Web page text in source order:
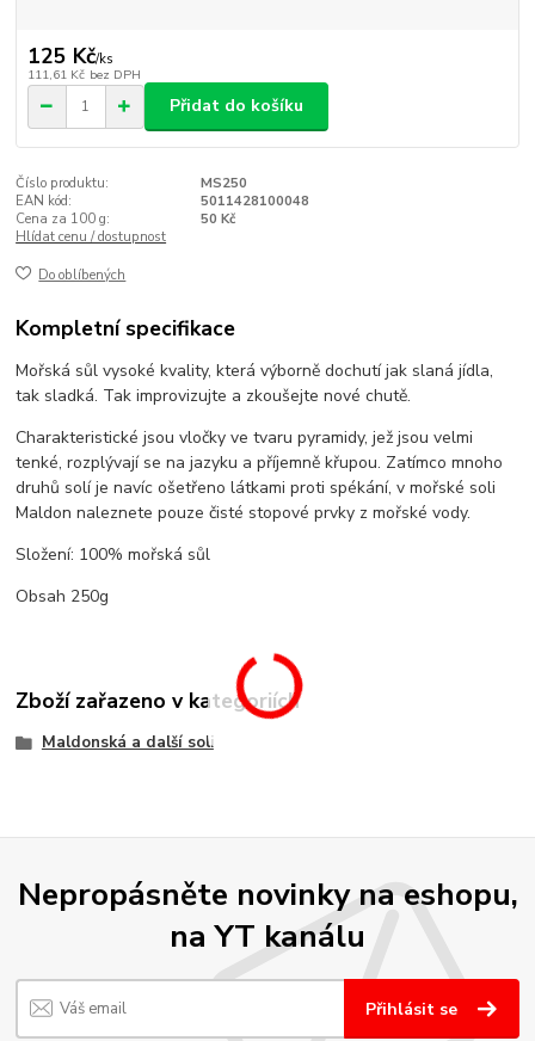
125 Kč/ks
111,61 Kč bez DPH
Přidat do košíku
Číslo produktu:
MS250
EAN kód:
5011428100048
Cena za 100 g:
50 Kč
Hlídat cenu / dostupnost
Do oblíbených
Kompletní specifikace
Mořská sůl vysoké kvality, která výborně dochutí jak slaná jídla,
tak sladká. Tak improvizujte a zkoušejte nové chutě.
Charakteristické jsou vločky ve tvaru pyramidy, jež jsou velmi
tenké, rozplývají se na jazyku a příjemně křupou. Zatímco mnoho
druhů solí je navíc ošetřeno látkami proti spékání, v mořské soli
Maldon naleznete pouze čisté stopové prvky z mořské vody.
Složení: 100% mořská sůl
Obsah 250g
Zboží zařazeno v kategoriích
Maldonská a další soli
Nepropásněte novinky na eshopu,
na YT kanálu
Přihlásit se